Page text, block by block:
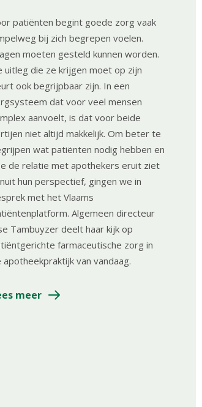
patiënten begint goede zorg vaak
bij zich begrepen voelen.
moeten gesteld kunnen worden.
uitleg die ze krijgen moet op zijn
ook begrijpbaar zijn. In een
dat voor veel mensen
aanvoelt, is dat voor beide
niet altijd makkelijk. Om beter te
wat patiënten nodig hebben en
de relatie met apothekers eruit ziet
hun perspectief, gingen we in
met het Vlaams
Algemeen directeur
Tambuyzer deelt haar kijk op
farmaceutische zorg in
apotheekpraktijk van vandaag.
meer